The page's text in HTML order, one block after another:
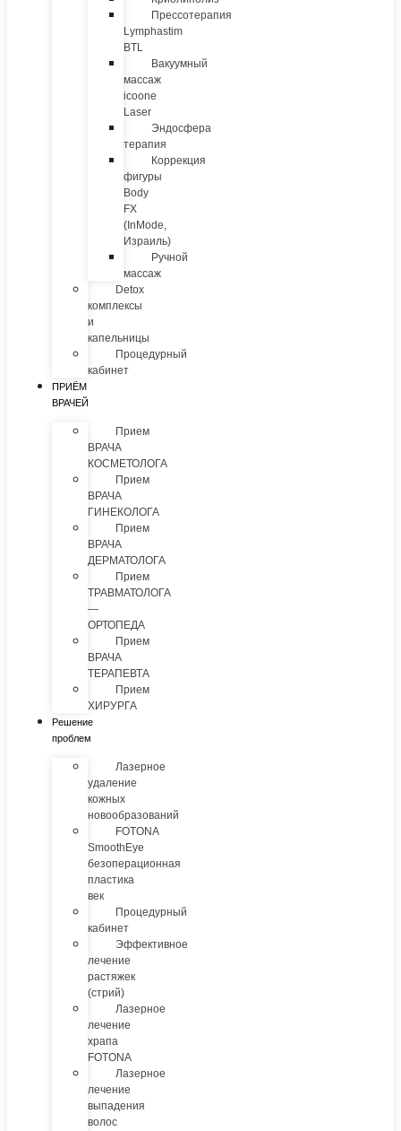
Прессотерапия
Lymphastim
BTL
Вакуумный
массаж
icoone
Laser
Эндосфера
терапия
Коррекция
фигуры
Body
FX
(InMode,
Израиль)
Ручной
массаж
Detox
комплексы
и
капельницы
Процедурный
кабинет
ПРИЁМ
ВРАЧЕЙ
Прием
ВРАЧА
КОСМЕТОЛОГА
Прием
ВРАЧА
ГИНЕКОЛОГА
Прием
ВРАЧА
ДЕРМАТОЛОГА
Прием
ТРАВМАТОЛОГА
—
ОРТОПЕДА
Прием
ВРАЧА
ТЕРАПЕВТА
Прием
ХИРУРГА
Решение
проблем
Лазерное
удаление
кожных
новообразований
FOTONA
SmoothEye
безоперационная
пластика
век
Процедурный
кабинет
Эффективное
лечение
растяжек
(стрий)
Лазерное
лечение
храпа
FOTONA
Лазерное
лечение
выпадения
волос